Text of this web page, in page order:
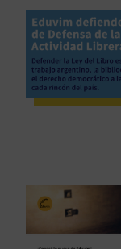
a
c
t
i
v
o